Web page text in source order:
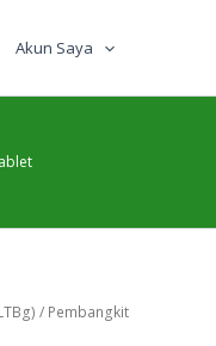
Akun Saya
/ Pembangkit